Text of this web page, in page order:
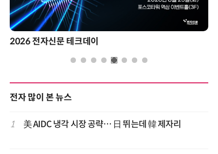
2026 전자신문 테크데이
전자 많이 본 뉴스
1 美 AIDC 냉각 시장 공략… 日 뛰는데 韓 제자리